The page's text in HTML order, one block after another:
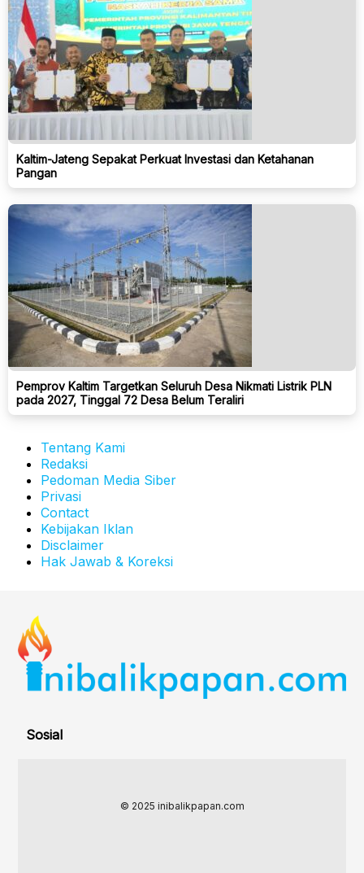
Kaltim-Jateng Sepakat Perkuat Investasi dan Ketahanan
Pangan
Pemprov Kaltim Targetkan Seluruh Desa Nikmati Listrik PLN
pada 2027, Tinggal 72 Desa Belum Teraliri
Tentang Kami
Redaksi
Pedoman Media Siber
Privasi
Contact
Kebijakan Iklan
Disclaimer
Hak Jawab & Koreksi
Sosial
© 2025 inibalikpapan.com